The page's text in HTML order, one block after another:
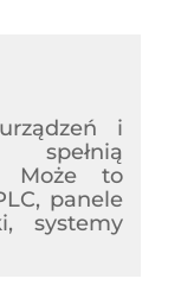
i
spełnią
Może to
panele
systemy